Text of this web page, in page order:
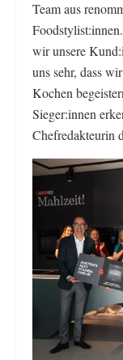
Team aus
wir unsere
uns sehr, dass
Kochen
Sieger:innen
Chefredakteurin